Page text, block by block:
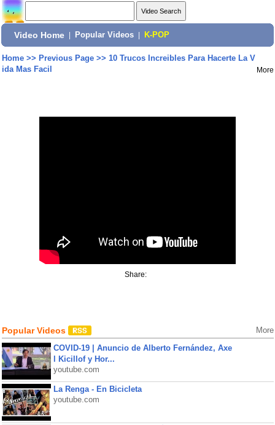
Video Home Popular Videos K-POP
Home>> Previous Page>> 10 Trucos Increibles Para Hacerte La V
ida Mas Facil
More
Share:
Popular Videos More
COVID-19 | Anuncio de Alberto Fernández, Axe
l Kicillof y Hor...
youtube.com
La Renga - En Bicicleta
youtube.com